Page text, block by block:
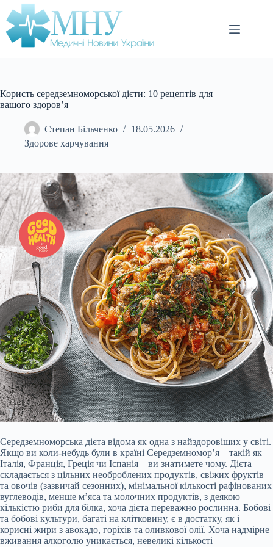
Перейти
до
вмісту
Користь середземноморської дієти: 10 рецептів для
вашого здоров’я
Степан Більченко
18.05.2026
Здорове харчування
Середземноморська дієта відома як одна з найздоровіших у світі.
Якщо ви коли-небудь були в країні Середземномор’я – такій як
Італія, Франція, Греція чи Іспанія – ви знатимете чому. Дієта
складається з цільних необроблених продуктів, свіжих фруктів
та овочів (зазвичай сезонних), мінімальної кількості рафінованих
вуглеводів, менше м’яса та молочних продуктів, з деякою
кількістю риби для білка, хоча дієта переважно рослинна. Бобові
та бобові культури, багаті на клітковину, є в достатку, як і
корисні жири з авокадо, горіхів та оливкової олії. Хоча надмірне
вживання алкоголю уникається, невеликі кількості